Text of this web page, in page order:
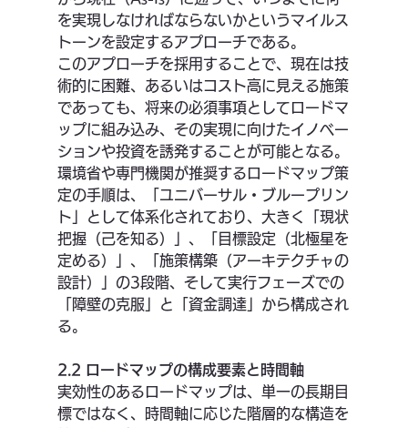
を実現しなければならないかというマイルス
トーンを設定するアプローチである。
このアプローチを採用することで、現在は技
術的に困難、あるいはコスト高に見える施策
であっても、将来の必須事項としてロードマ
ップに組み込み、その実現に向けたイノベー
ションや投資を誘発することが可能となる。
環境省や専門機関が推奨するロードマップ策
定の手順は、「ユニバーサル・ブループリン
ト」として体系化されており、大きく「現状
把握（己を知る）」、「目標設定（北極星を
定める）」、「施策構築（アーキテクチャの
設計）」の3段階、そして実行フェーズでの
「障壁の克服」と「資金調達」から構成され
る。
2.2 ロードマップの構成要素と時間軸
実効性のあるロードマップは、単一の長期目
標ではなく、時間軸に応じた階層的な構造を